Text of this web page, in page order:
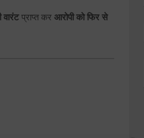
प्राप्त कर आरोपी को फिर से